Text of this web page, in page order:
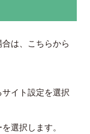
は、こちらから
イト設定を選択
選択します。